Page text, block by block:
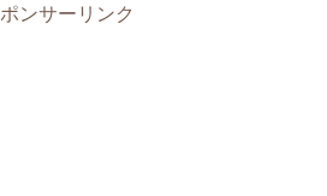
ンサーリンク